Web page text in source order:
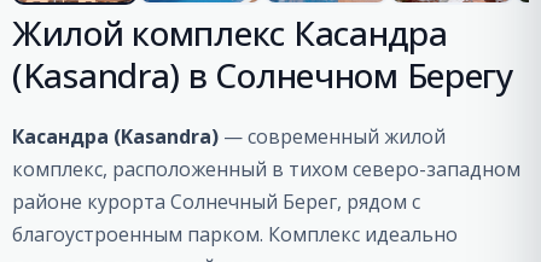
Жилой комплекс Касандра
(Kasandra) в Солнечном Берегу
Касандра (Kasandra) — современный жилой
комплекс, расположенный в тихом северо-западном
районе курорта Солнечный Берег, рядом с
благоустроенным парком. Комплекс идеально